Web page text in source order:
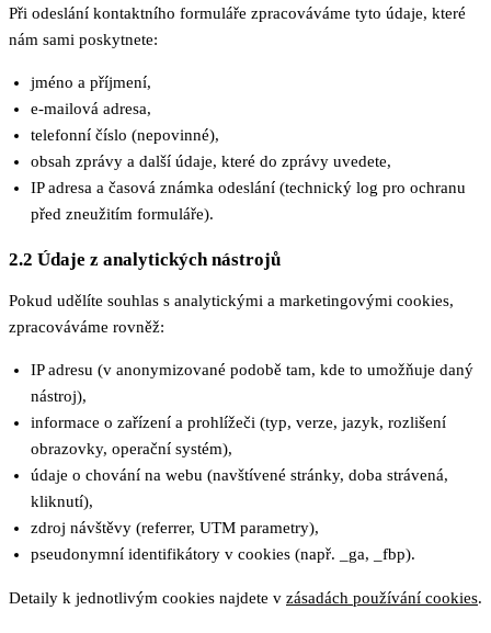
Při odeslání kontaktního formuláře zpracováváme tyto údaje, které
nám sami poskytnete:
jméno a příjmení,
e-mailová adresa,
telefonní číslo (nepovinné),
obsah zprávy a další údaje, které do zprávy uvedete,
IP adresa a časová známka odeslání (technický log pro ochranu
před zneužitím formuláře).
2.2 Údaje z analytických nástrojů
Pokud udělíte souhlas s analytickými a marketingovými cookies,
zpracováváme rovněž:
IP adresu (v anonymizované podobě tam, kde to umožňuje daný
nástroj),
informace o zařízení a prohlížeči (typ, verze, jazyk, rozlišení
obrazovky, operační systém),
údaje o chování na webu (navštívené stránky, doba strávená,
kliknutí),
zdroj návštěvy (referrer, UTM parametry),
pseudonymní identifikátory v cookies (např. _ga, _fbp).
Detaily k jednotlivým cookies najdete v zásadách používání cookies.